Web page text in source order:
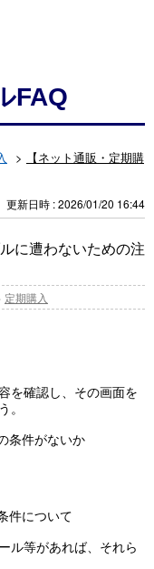
FAQ
>
【ネット通販・定期購
更新日時 : 2026/01/20 16:44
に遭わないための注
定期購入
を確認し、その画面を
条件がないか
件について
ル等があれば、それら